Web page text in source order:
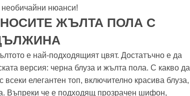
необичайни нюанси!
ЖЪЛТА ПОЛА С
е най-подходящият цвят. Достатъчно е да
версия: черна блуза и жълта пола. С какво да
всеки елегантен топ, включително красива блуза,
Въпреки че е подходящ прозрачен шифон,